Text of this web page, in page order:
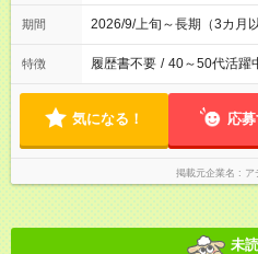
期間 2026/9/上旬～長期（3カ
特徴 履歴書不要 / 40～50代活躍
気になる！ 応
掲載元企業名 ア
未読